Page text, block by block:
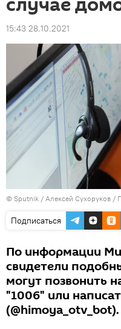
15:43 28.10.2021
© Sputnik / Алексей Сухоруков /
Подписаться
По информации
свидетели
могут позвонить
"1006" или
(@himoya_otv_bot).